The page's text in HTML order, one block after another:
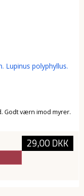
Lupinus polyphyllus.
Godt værn imod myrer.
29,00 DKK